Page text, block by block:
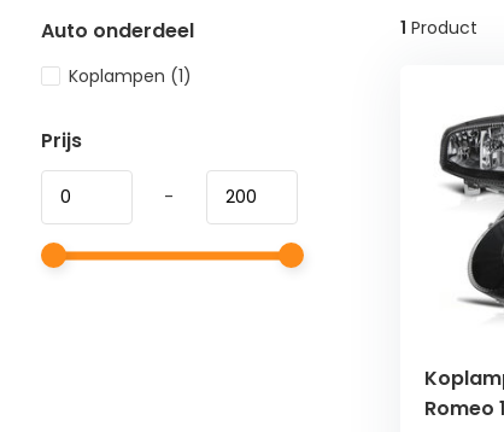
Auto onderdeel
Koplampen (1)
Prijs
-
1 Product
Romeo